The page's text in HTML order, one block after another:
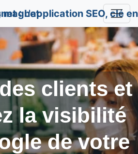
magnet
clients et
la visibilité
de votre